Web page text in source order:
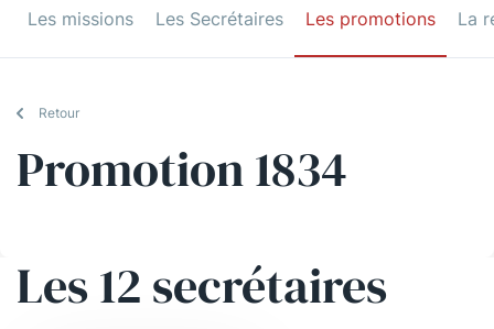
Les missions Les Secrétaires Les promotions La
Retour
Promotion 1834
Les 12 secrétaires